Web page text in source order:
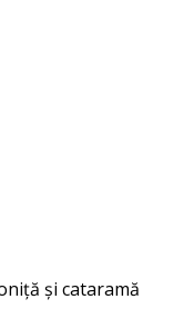
şi cataramă